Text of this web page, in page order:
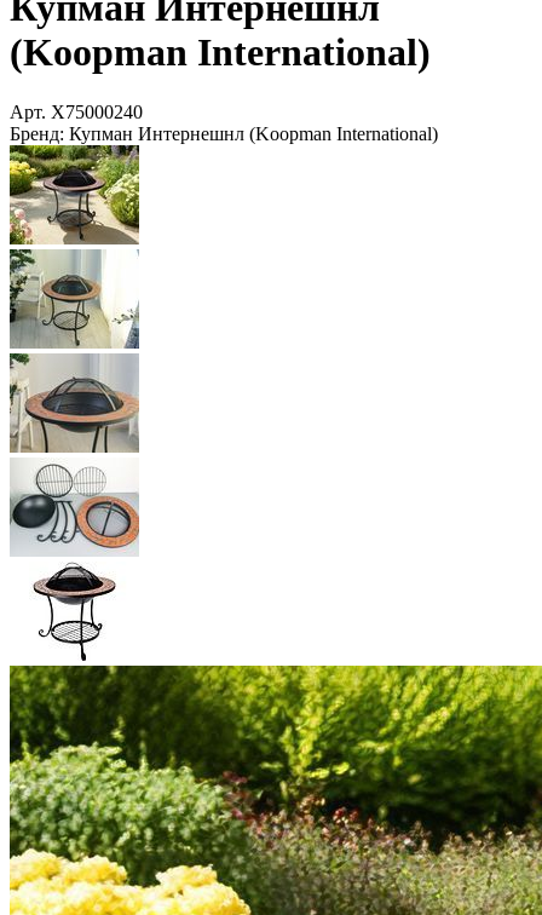
(Koopman International)
Арт. X75000240
Бренд: Купман Интернешнл (Koopman International)